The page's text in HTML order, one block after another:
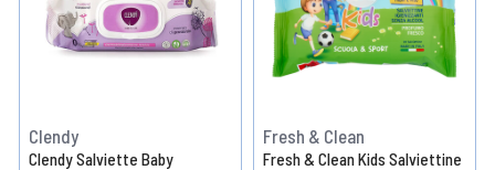
Clendy
Clendy Salviette Baby
Fresh & Clean
Fresh & Clean Kids Salviettine